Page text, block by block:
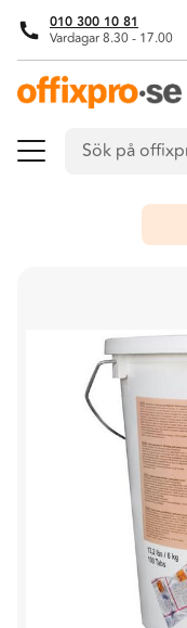
Meny
010 300 10 81
Vardagar 8.30 - 17.00